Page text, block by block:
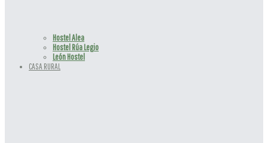
Hostel Alea
⁠Hostel Rúa Legio
⁠León Hostel
CASA RURAL